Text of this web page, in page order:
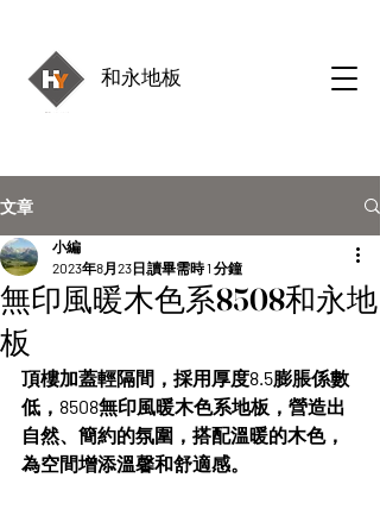
和永地板
文章
無印風暖木色系8508和永地
板
小編
2023年8月23日讀畢需時 1 分鐘
頂樓加蓋輕隔間，採用厚度8.5膨脹係數
低，8508無印風暖木色系地板，營造出
自然、簡約的氛圍，搭配溫暖的木色，
為空間增添溫馨和舒適感。